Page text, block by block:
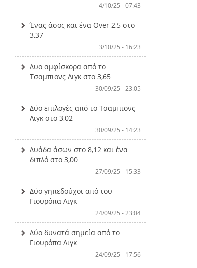
4/10/25 - 07:43
Ένας άσος και ένα Over 2,5 στο
3,37
3/10/25 - 16:23
Δυο αμφίσκορα από το
Τσαμπιονς Λιγκ στο 3,65
30/09/25 - 23:05
Δύο επιλογές από το Τσαμπιονς
Λιγκ στο 3,02
30/09/25 - 14:23
Δυάδα άσων στο 8,12 και ένα
διπλό στο 3,00
27/09/25 - 15:33
Δύο γηπεδούχοι από του
Γιουρόπα Λιγκ
24/09/25 - 23:04
Δύο δυνατά σημεία από το
Γιουρόπα Λιγκ
24/09/25 - 17:56